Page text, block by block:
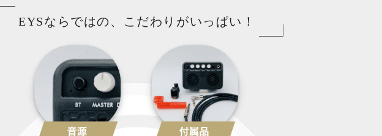
EYSならではの、こだわりがいっぱい！